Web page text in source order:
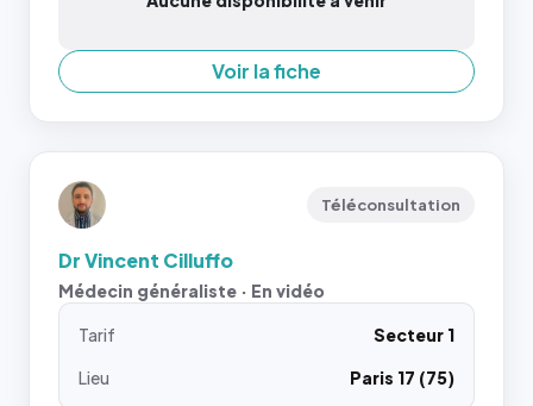
Voir la fiche
Téléconsultation
Dr Vincent Cilluffo
Médecin généraliste · En vidéo
Tarif
Secteur 1
Lieu
Paris 17 (75)